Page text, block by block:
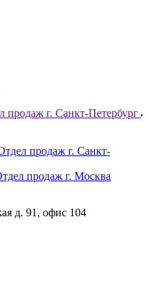
продаж г. Санкт-Петербург
продаж г. Санкт-
продаж г. Москва
д. 91, офис 104